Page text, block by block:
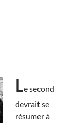
Le second
devrait se
résumer à